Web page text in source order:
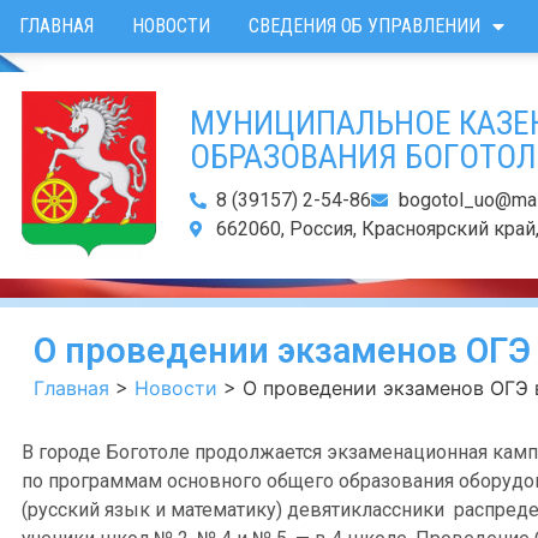
ГЛАВНАЯ НОВОСТИ СВЕДЕНИЯ ОБ УПРАВЛЕНИИ
МУНИЦИПАЛЬНОЕ
ОБРАЗОВАНИЯ
8 (39157) 2-54-86
662060, Россия, Красноярский
О проведении экзаменов
Главная > Новости > О проведении экзаменов ОГЭ
В городе Боготоле продолжается экзаменационная
по программам основного общего образования
(русский язык и математику) девятиклассники